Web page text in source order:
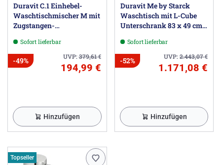
Duravit C.1 Einhebel-
Waschtischmischer M mit
Zugstangen-
Sofort lieferbar
UVP:379,61€
-49%
194,99 €
Hinzufügen
Duravit Me by Starck
Waschtisch mit L-Cube
Unterschrank 83 x 49 cm
Sofort lieferbar
UVP:2.443,07€
-52%
1.171,08 €
Hinzufügen
Topseller